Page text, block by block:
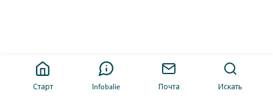
Старт Infobalie Почта Искать